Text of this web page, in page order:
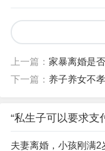
上一篇： 家暴离婚是
下一篇： 养子养女不
“私生子可以要求支
夫妻离婚，小孩刚满